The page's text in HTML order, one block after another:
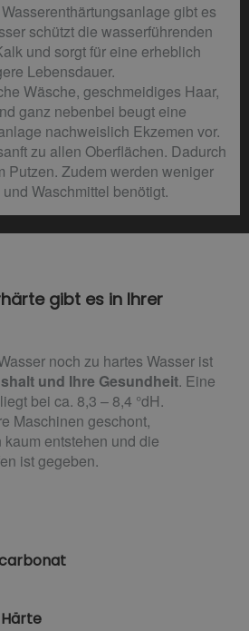
gibt es
schützt die wasserführenden
und sorgt für eine erheblich
Lebensdauer.
Wäsche, geschmeidiges Haar,
ganz nebenbei beugt eine
nachweislich Ekzemen vor.
zu allen Oberflächen. Dadurch
Putzen. Zudem werden weniger
Waschmittel benötigt.
gibt es in Ihrer
noch zu hartes Wasser ist
und Ihre Gesundheit. Eine
liegt bei ca. 8,3 – 8,4 °dH.
Maschinen geschont,
entstehen und die
ist gegeben.